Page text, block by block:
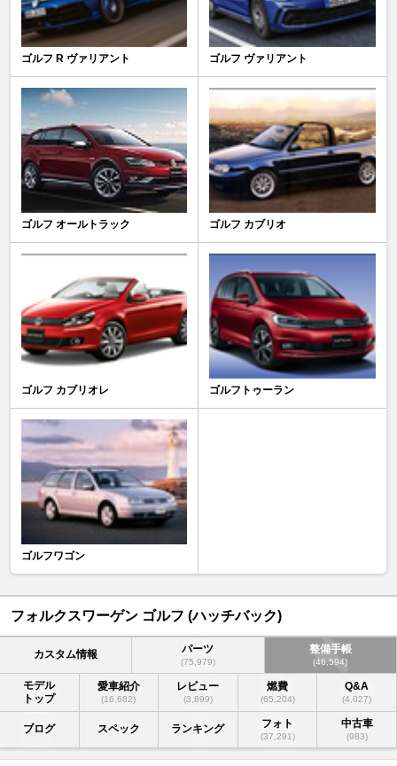
ゴルフ R ヴァリアント ゴルフ ヴァリアント
ゴルフ オールトラック ゴルフ カブリオ
ゴルフ カブリオレ ゴルフトゥーラン
ゴルフワゴン
フォルクスワーゲン ゴルフ (ハッチバック)
カスタム情報 パーツ
(75,979)
整備手帳
(46,594)
モデル
トップ
愛車紹介
(16,682)
レビュー
(3,899)
燃費
(65,204)
Q&A
(4,027)
ブログ スペック ランキング フォト
(37,291)
中古車
(983)